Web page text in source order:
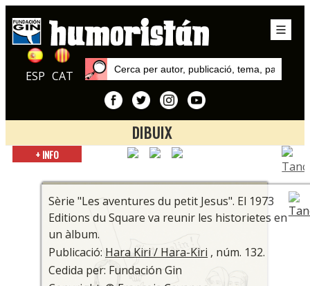
ESP CAT
DIBUIX
Inici
Hara Kiri / Hara-Kiri
+ INFO
Sèrie "Les aventures du petit Jesus". El 1973
Editions du Square va reunir les historietes en
un àlbum.
Publicació: Hara Kiri / Hara-Kiri , núm. 132.
Cedida per: Fundación Gin